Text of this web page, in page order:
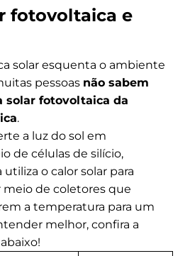
fotovoltaica e
solar esquenta o ambiente
pessoas não sabem
solar fotovoltaica da
.
a luz do sol em
de células de silício,
o calor solar para
meio de coletores que
a temperatura para um
melhor, confira a